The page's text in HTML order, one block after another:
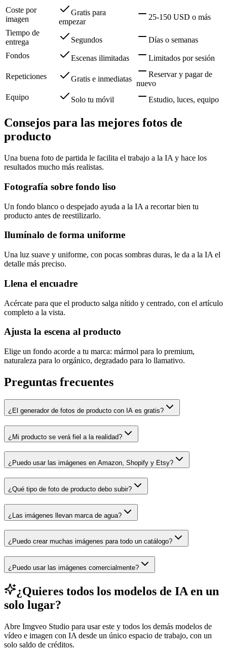
Coste por
imagen
Gratis para
empezar
25-150 USD o más
Tiempo de
entrega
Segundos
Días o semanas
Fondos
Escenas ilimitadas Limitados por sesión
Repeticiones Gratis e inmediatas
Reservar y pagar de
nuevo
Equipo
Solo tu móvil Estudio, luces, equipo
Consejos para las mejores fotos de
producto
Una buena foto de partida le facilita el trabajo a la IA y hace los
resultados mucho más realistas.
Fotografía sobre fondo liso
Un fondo blanco o despejado ayuda a la IA a recortar bien tu
producto antes de reestilizarlo.
Ilumínalo de forma uniforme
Una luz suave y uniforme, con pocas sombras duras, le da a la IA el
detalle más preciso.
Llena el encuadre
Acércate para que el producto salga nítido y centrado, con el artículo
completo a la vista.
Ajusta la escena al producto
Elige un fondo acorde a tu marca: mármol para lo premium,
naturaleza para lo orgánico, degradado para lo llamativo.
Preguntas frecuentes
¿El generador de fotos de producto con IA es gratis?
¿Mi producto se verá fiel a la realidad?
¿Puedo usar las imágenes en Amazon, Shopify y Etsy?
¿Qué tipo de foto de producto debo subir?
¿Las imágenes llevan marca de agua?
¿Puedo crear muchas imágenes para todo un catálogo?
¿Puedo usar las imágenes comercialmente?
¿Quieres todos los modelos de IA en un
solo lugar?
Abre Imgveo Studio para usar este y todos los demás modelos de
vídeo e imagen con IA desde un único espacio de trabajo, con un
solo saldo de créditos.